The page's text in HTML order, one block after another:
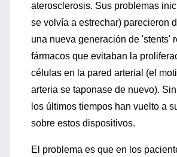
aterosclerosis. Sus problemas
se volvía a estrechar) parecieron
una nueva generación de 'stents'
fármacos que evitaban la
células en la pared arterial (el
arteria se taponase de nuevo).
los últimos tiempos han vuelto a
sobre estos dispositivos.
El problema es que en los